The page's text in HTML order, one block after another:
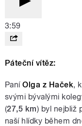
3:59
Páteční vítěz:
PaníOlga z Haček,
svými bývalými
(27,5 km) byl nejbliž
naší hlídky během